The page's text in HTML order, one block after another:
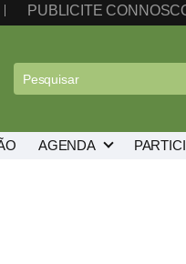
PUBLICITE